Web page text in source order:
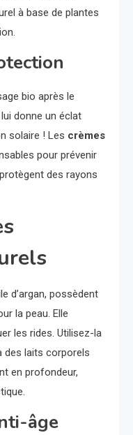
à base de plantes
bio après le
donne un éclat
solaire ! Les crèmes
pour prévenir
des rayons
d’argan, possèdent
la peau. Elle
les rides. Utilisez-la
des laits corporels
en profondeur,
âge